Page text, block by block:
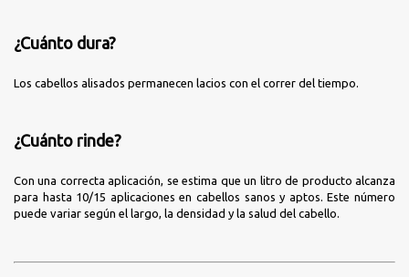
¿Cuánto dura?
Los cabellos alisados permanecen lacios con el correr del tiempo.
¿Cuánto rinde?
Con una correcta aplicación, se estima que un litro de producto alcanza
para hasta 10/15 aplicaciones en cabellos sanos y aptos. Este número
puede variar según el largo, la densidad y la salud del cabello.